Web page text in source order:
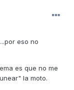
eso no
es que no me
la moto.